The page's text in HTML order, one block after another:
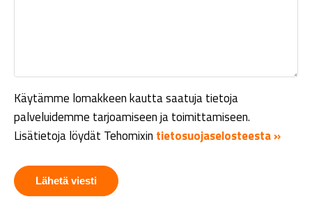
Käytämme lomakkeen kautta saatuja tietoja
palveluidemme tarjoamiseen ja toimittamiseen.
Lisätietoja löydät Tehomixin tietosuojaselosteesta »